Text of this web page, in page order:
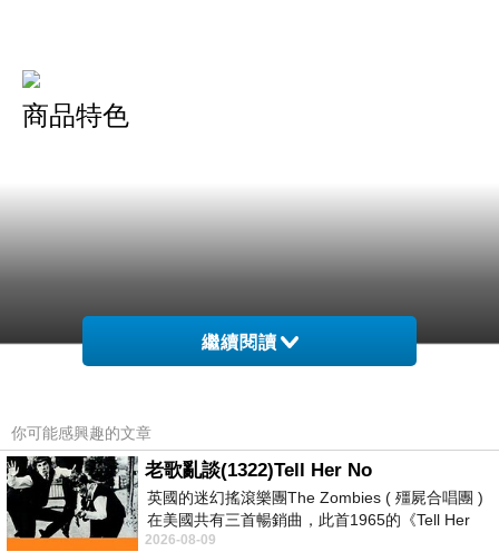
商品特色
打造時尚俐落風格、簡單有型，正面兩側車線設
計
繼續閱讀
你可能感興趣的文章
老歌亂談(1322)Tell Her No
英國的迷幻搖滾樂團The Zombies ( 殭屍合唱團 )
在美國共有三首暢銷曲，此首1965的《Tell Her
No》即為其中之一，在告示牌百大單曲
2026-08-09